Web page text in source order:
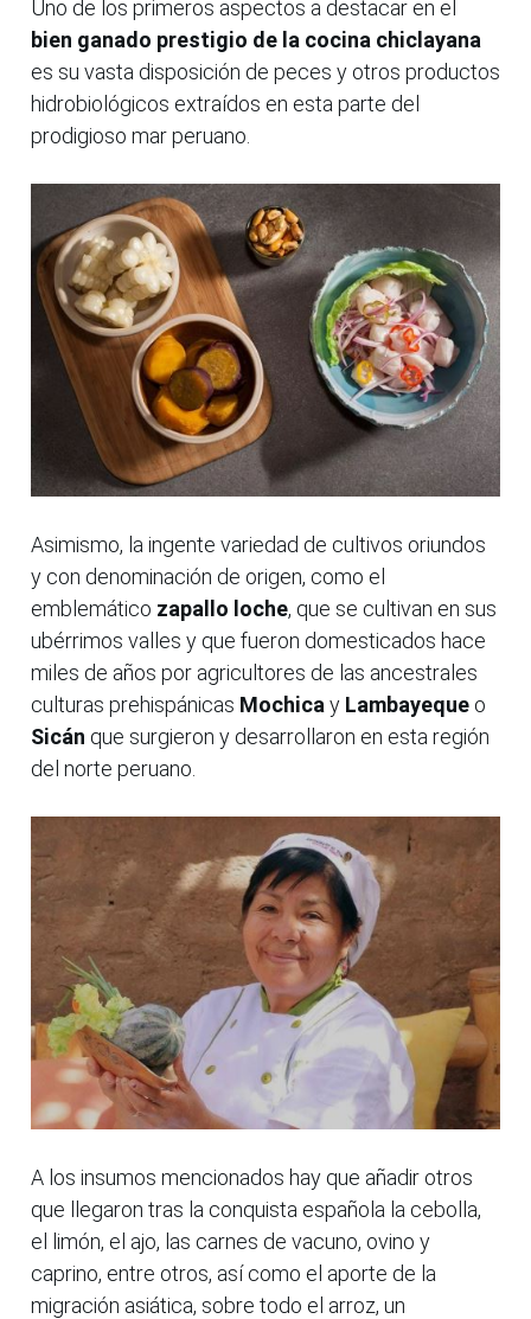
Uno de los primeros aspectos a destacar en el
bien ganado prestigio de la cocina chiclayana
es su vasta disposición de peces y otros productos
hidrobiológicos extraídos en esta parte del
prodigioso mar peruano.
Asimismo, la ingente variedad de cultivos oriundos
y con denominación de origen, como el
emblemático zapallo loche, que se cultivan en sus
ubérrimos valles y que fueron domesticados hace
miles de años por agricultores de las ancestrales
culturas prehispánicas Mochica y Lambayeque o
Sicán que surgieron y desarrollaron en esta región
del norte peruano.
A los insumos mencionados hay que añadir otros
que llegaron tras la conquista española la cebolla,
el limón, el ajo, las carnes de vacuno, ovino y
caprino, entre otros, así como el aporte de la
migración asiática, sobre todo el arroz, un